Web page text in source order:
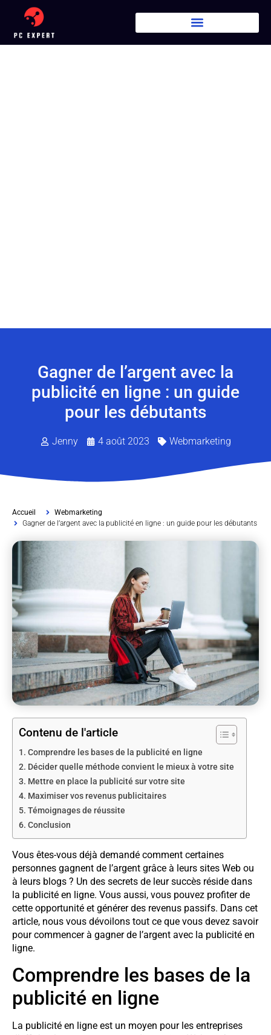
Gagner de l’argent avec la
publicité en ligne : un guide
pour les débutants
Jenny 4 août 2023 Webmarketing
Accueil
Webmarketing
Gagner de l’argent avec la publicité en ligne : un guide pour les débutants
Contenu de l'article
Comprendre les bases de la publicité en ligne
Décider quelle méthode convient le mieux à votre site
Mettre en place la publicité sur votre site
Maximiser vos revenus publicitaires
Témoignages de réussite
Conclusion
Vous êtes-vous déjà demandé comment certaines
personnes gagnent de l’argent grâce à leurs sites Web ou
à leurs blogs ? Un des secrets de leur succès réside dans
la publicité en ligne. Vous aussi, vous pouvez profiter de
cette opportunité et générer des revenus passifs. Dans cet
article, nous vous dévoilons tout ce que vous devez savoir
pour commencer à gagner de l’argent avec la publicité en
ligne.
Comprendre les bases de la
publicité en ligne
La publicité en ligne est un moyen pour les entreprises